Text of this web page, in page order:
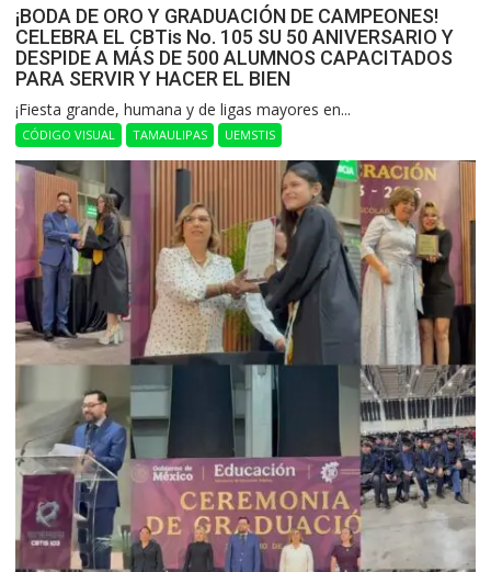
¡BODA DE ORO Y GRADUACIÓN DE CAMPEONES!
CELEBRA EL CBTis No. 105 SU 50 ANIVERSARIO Y
DESPIDE A MÁS DE 500 ALUMNOS CAPACITADOS
PARA SERVIR Y HACER EL BIEN
​¡Fiesta grande, humana y de ligas mayores en...
CÓDIGO VISUAL TAMAULIPAS UEMSTIS